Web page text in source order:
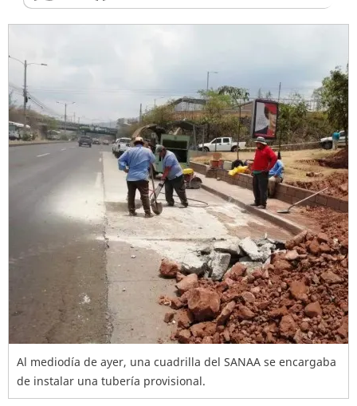
Al mediodía de ayer, una cuadrilla del SANAA se encargaba
de instalar una tubería provisional.